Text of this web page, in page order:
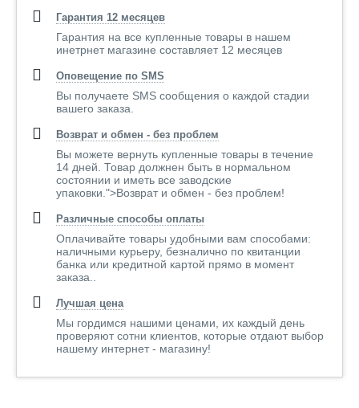
Гарантия 12 месяцев
Гарантия на все купленные товары в нашем
инетрнет магазине составляет 12 месяцев
Оповещение по SMS
Вы получаете SMS сообщения о каждой стадии
вашего заказа.
Возврат и обмен - без проблем
Вы можете вернуть купленные товары в течение
14 дней. Товар должнен быть в нормальном
состоянии и иметь все заводские
упаковки.">Возврат и обмен - без проблем!
Различные способы оплаты
Оплачивайте товары удобными вам способами:
наличными курьеру, безналично по квитанции
банка или кредитной картой прямо в момент
заказа..
Лучшая цена
Мы гордимся нашими ценами, их каждый день
проверяют сотни клиентов, которые отдают выбор
нашему интернет - магазину!